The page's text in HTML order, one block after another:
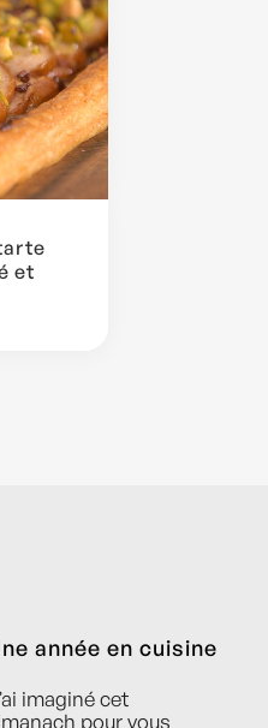
et
année en cuisine
imaginé cet
pour vous